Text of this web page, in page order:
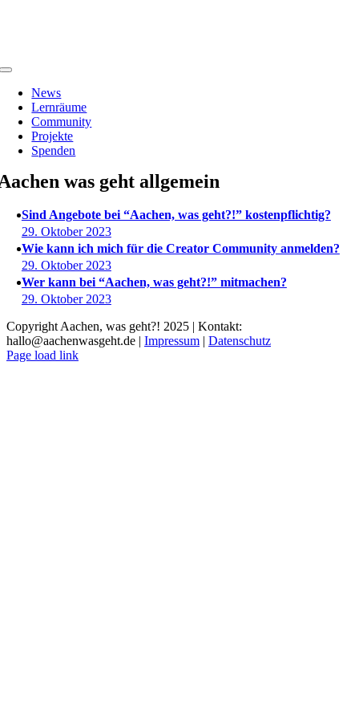
Toggle
Navigation
News
Lernräume
Community
Projekte
Spenden
was geht allgemein
Sind Angebote bei “Aachen, was geht?!” kostenpflichtig?
29. Oktober 2023
Wie kann ich mich für die Creator Community anmelden?
29. Oktober 2023
Wer kann bei “Aachen, was geht?!” mitmachen?
29. Oktober 2023
Copyright Aachen, was geht?! 2025 | Kontakt:
hallo@aachenwasgeht.de | Impressum | Datenschutz
Instagram
LinkedIn
Tiktok
YouTube
Page load link